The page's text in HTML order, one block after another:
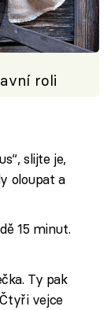
roli
slijte je,
oloupat a
15 minut.
Ty pak
vejce